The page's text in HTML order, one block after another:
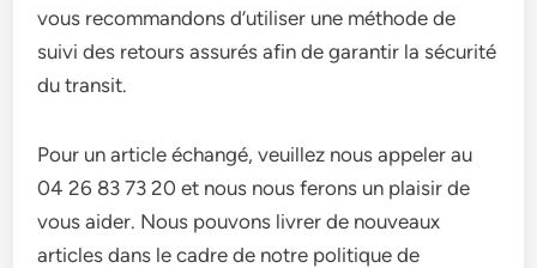
vous recommandons d’utiliser une méthode de
suivi des retours assurés afin de garantir la sécurité
du transit.
Pour un article échangé, veuillez nous appeler au
04 26 83 73 20 et nous nous ferons un plaisir de
vous aider. Nous pouvons livrer de nouveaux
articles dans le cadre de notre politique de